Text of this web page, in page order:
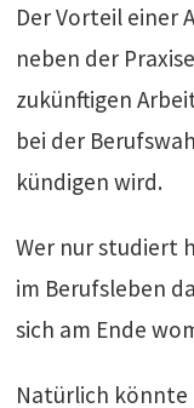
Der Vorteil einer
neben der
zukünftigen
bei der
kündigen wird.
Wer nur studiert
im Berufsleben
sich am Ende
Natürlich könnte